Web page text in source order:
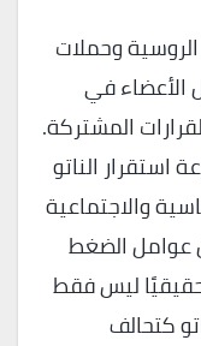
وحملات
الأعضاء في
المشتركة.
استقرار الناتو
والاجتماعية
عوامل الضغط
ليس فقط
كتحالف